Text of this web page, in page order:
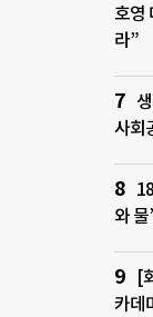
호영
라”
사회
와 물
[
카데